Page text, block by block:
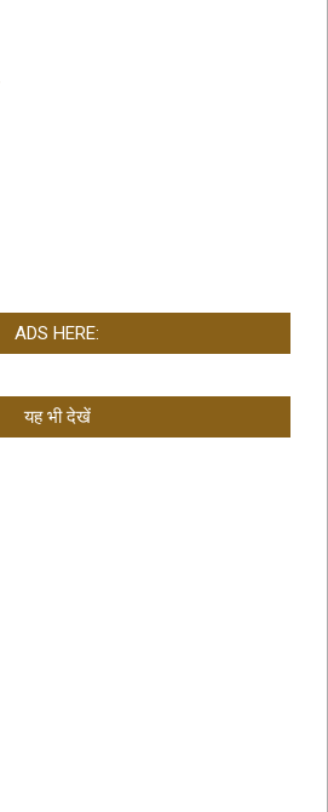
ADS HERE:
यह भी देखें